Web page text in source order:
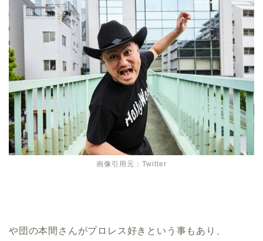
画像引用元：Twitter
や団の本間さんがプロレス好きという事もあり、